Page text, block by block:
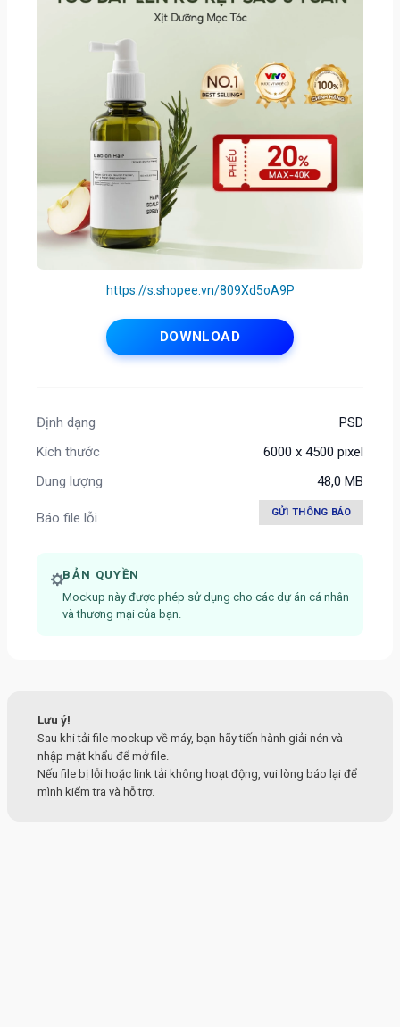
https://s.shopee.vn/809Xd5oA9P
DOWNLOAD
Định dạng
PSD
Kích thước
6000 x 4500 pixel
Dung lượng
48,0 MB
Báo file lỗi GỬI THÔNG BÁO
BẢN QUYỀN
Mockup này được phép sử dụng cho các dự án cá nhân
và thương mại của bạn.
Lưu ý!
Sau khi tải file mockup về máy, bạn hãy tiến hành giải nén và
nhập mật khẩu để mở file.
Nếu file bị lỗi hoặc link tải không hoạt động, vui lòng báo lại để
mình kiểm tra và hỗ trợ.